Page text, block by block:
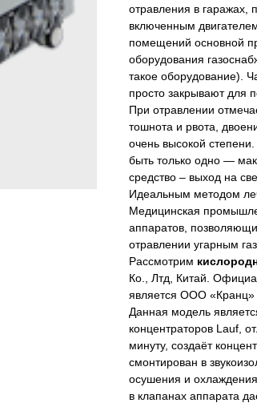
отравления в гаражах,
включенным
помещений основной
оборудования
такое оборудование).
просто закрывают для
При отравлении
тошнота и рвота,
очень высокой
быть только одно —
средство – выход на
Идеальным методом
Медицинская
аппаратов,
отравлении угарным
Рассмотрим
Ко., Лтд, Китай.
является ООО «Кранц»
Данная модель
концентраторов Lauf,
минуту, создаёт
смонтирован в
осушения и
в клапанах аппарата